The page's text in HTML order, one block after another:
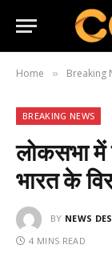
Home » Breaking
BREAKING NEWS
लोकसभा में
भारत के
BY NEWS
4 MINS READ